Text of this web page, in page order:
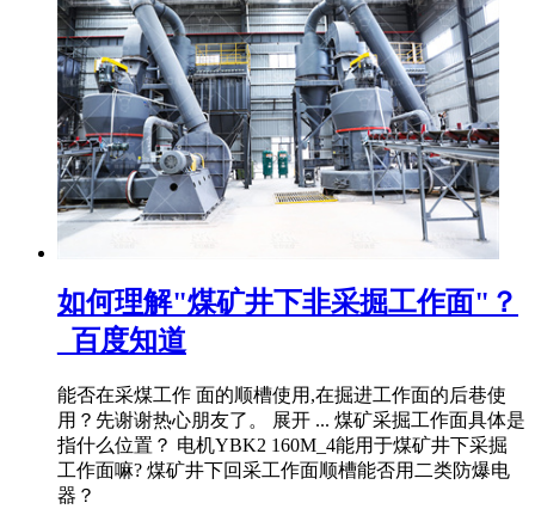
如何理解"煤矿井下非采掘工作面"？
_百度知道
能否在采煤工作 面的顺槽使用,在掘进工作面的后巷使
用？先谢谢热心朋友了。 展开 ... 煤矿采掘工作面具体是
指什么位置？ 电机YBK2 160M_4能用于煤矿井下采掘
工作面嘛? 煤矿井下回采工作面顺槽能否用二类防爆电
器？